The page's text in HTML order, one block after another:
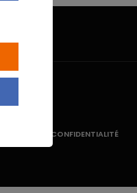
POLITIQUE DE CONFIDENTIALITÉ